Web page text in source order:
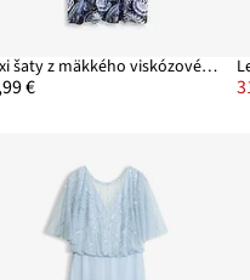
Maxi šaty z mäkkého viskózového mixu
€